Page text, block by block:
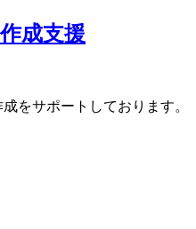
成支援
をサポートしております。